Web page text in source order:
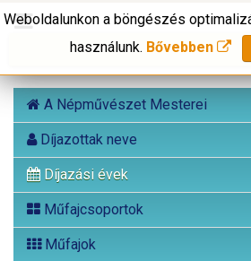
A Népművészet Mesterei
Díjazottak neve
Díjazási évek
Műfajcsoportok
Műfajok
Weboldalunkon a böngészés
használunk. Bővebben